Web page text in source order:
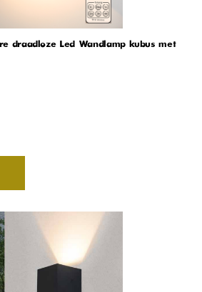
draadloze Led Wandlamp kubus met